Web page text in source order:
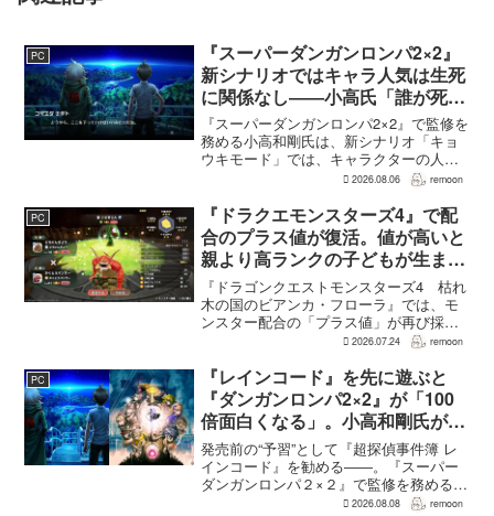
PC
『スーパーダンガンロンパ2×2』
新シナリオではキャラ人気は生死
に関係なし――小高氏「誰が死ん
でもヘイトメールは送らないで」
『スーパーダンガンロンパ2×2』で監修を
務める小高和剛氏は、新シナリオ「キョ
ウキモード」では、キャラクターの人気
にかかわらず退場させるとRPG Siteのイ
作と変わることで、これまで見られなか
った一面がよ...
2026.08.06 remoon
PC
『ドラクエモンスターズ4』で配
合のプラス値が復活。値が高いと
親より高ランクの子どもが生まれ
ることも
『ドラゴンクエストモンスターズ4 枯れ
木の国のビアンカ・フローラ』では、モ
ンスター配合の「プラス値」が再び採用
される。配合を繰り返すことで数値が増
が高くなる補正がかかる。前作『ドラゴ
ンクエストモンスターズ...
2026.07.24 remoon
PC
『レインコード』を先に遊ぶと
『ダンガンロンパ2×2』が「100
倍面白くなる」。小高和剛氏がプ
レイをおすすめ
発売前の“予習”として『超探偵事件簿 レ
インコード』を勧める――。『スーパー
ダンガンロンパ２×２』で監修を務める小
高和剛氏が、そんなメッセージをファン
2026.08.08 remoon